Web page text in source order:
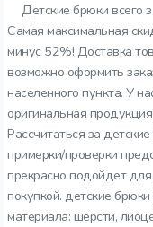
Детские брюки всего
Самая максимальная
минус 52%! Доставка
возможно оформить
населенного пункта. У
оригинальная
Рассчитаться за
примерки/проверки
прекрасно подойдет
покупкой. детские
материала: шерсти,